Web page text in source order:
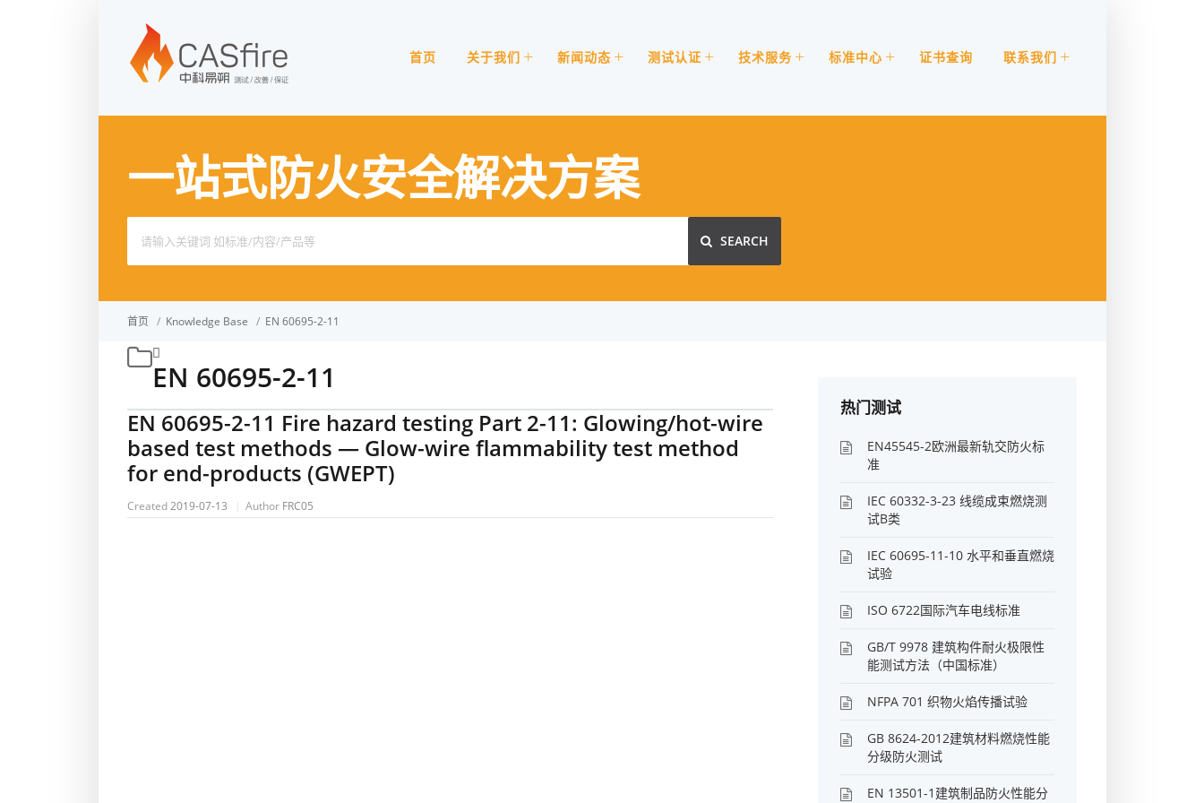
首页 关于我们 新闻动态 测试认证 技术服务 标准中心 证书查询 联系我们
一站式防火安全解决方案
for:
SEARCH
首页 / Knowledge Base / EN 60695-2-11
EN 60695-2-11
EN 60695-2-11 Fire hazard testing Part 2-11: Glowing/hot-wire
based test methods — Glow-wire flammability test method
for end-products (GWEPT)
Created2019-07-13 Author FRC05
热门测试
EN45545-2欧洲最新轨交防火标
准
IEC 60332-3-23 线缆成束燃烧测
试B类
IEC 60695-11-10 水平和垂直燃烧
试验
ISO 6722国际汽车电线标准
GB/T 9978 建筑构件耐火极限性
能测试方法（中国标准）
NFPA 701 织物火焰传播试验
GB 8624-2012建筑材料燃烧性能
分级防火测试
EN 13501-1建筑制品防火性能分